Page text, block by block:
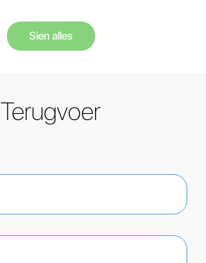
Sien alles
Terugvoer